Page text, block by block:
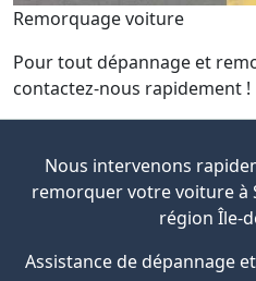
Remorquage voiture
Pour tout dépannage et
contactez-nous rapidement !
Nous intervenons
remorquer votre voiture à
région Île-
Assistance de dépannage